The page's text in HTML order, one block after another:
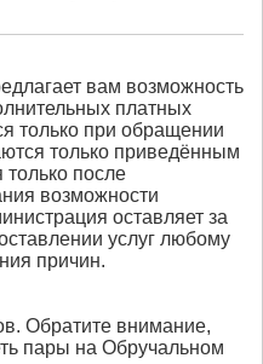
вам возможность
платных
только при обращении
только приведённым
после
возможности
оставляет за
услуг любому
причин.
Обратите внимание,
пары на Обручальном